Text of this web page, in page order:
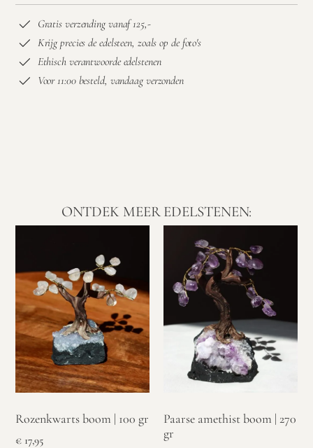
Gratis verzending vanaf 125,-
Krijg precies de edelsteen, zoals op de foto's
Ethisch verantwoorde edelstenen
Voor 11:00 besteld, vandaag verzonden
ONTDEK MEER EDELSTENEN:
Rozenkwarts boom | 100 gr
€ 17,95
Paarse amethist boom | 270
gr